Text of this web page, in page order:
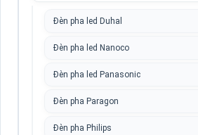
Đèn pha led Duhal
Đèn pha led Nanoco
Đèn pha led Panasonic
Đèn pha Paragon
Đèn pha Philips